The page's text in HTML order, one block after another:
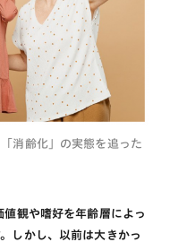
消齢化」の実態を追った
観や嗜好を年齢層によっ
しかし、以前は大きかっ